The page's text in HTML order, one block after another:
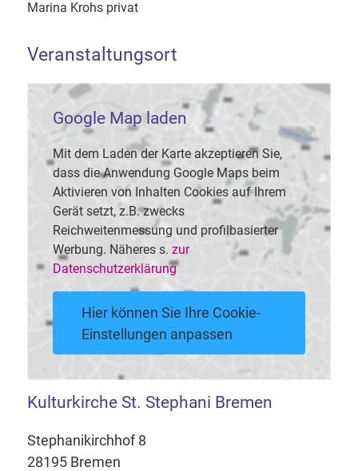
Marina Krohs privat
Veranstaltungsort
Google Map laden
Mit dem Laden der Karte akzeptieren Sie,
dass die Anwendung Google Maps beim
Aktivieren von Inhalten Cookies auf Ihrem
Gerät setzt, z.B. zwecks
Reichweitenmessung und profilbasierter
Werbung. Näheres s. zur
Datenschutzerklärung
Hier können Sie Ihre Cookie-
Einstellungen anpassen
Kulturkirche St. Stephani Bremen
Stephanikirchhof 8
28195 Bremen